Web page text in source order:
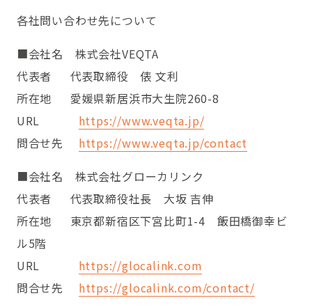
各社問い合わせ先について
■会社名 株式会社VEQTA
代表者 代表取締役 俵 文利
所在地 愛媛県新居浜市大生院260-8
URL https://www.veqta.jp/
問合せ先 https://www.veqta.jp/contact
■会社名 株式会社グローカリンク
代表者 代表取締役社長 大坂 吉伸
所在地 東京都新宿区下宮比町1-4 飯田橋御幸ビ
ル5階
URL https://glocalink.com
問合せ先 https://glocalink.com/contact/